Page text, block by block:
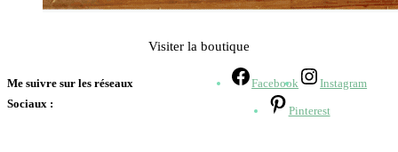
Visiter la boutique
Me suivre sur les réseaux
Sociaux :
Facebook Instagram
Pinterest